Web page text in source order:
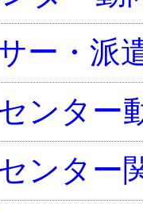
ー・派
ンター
ンター